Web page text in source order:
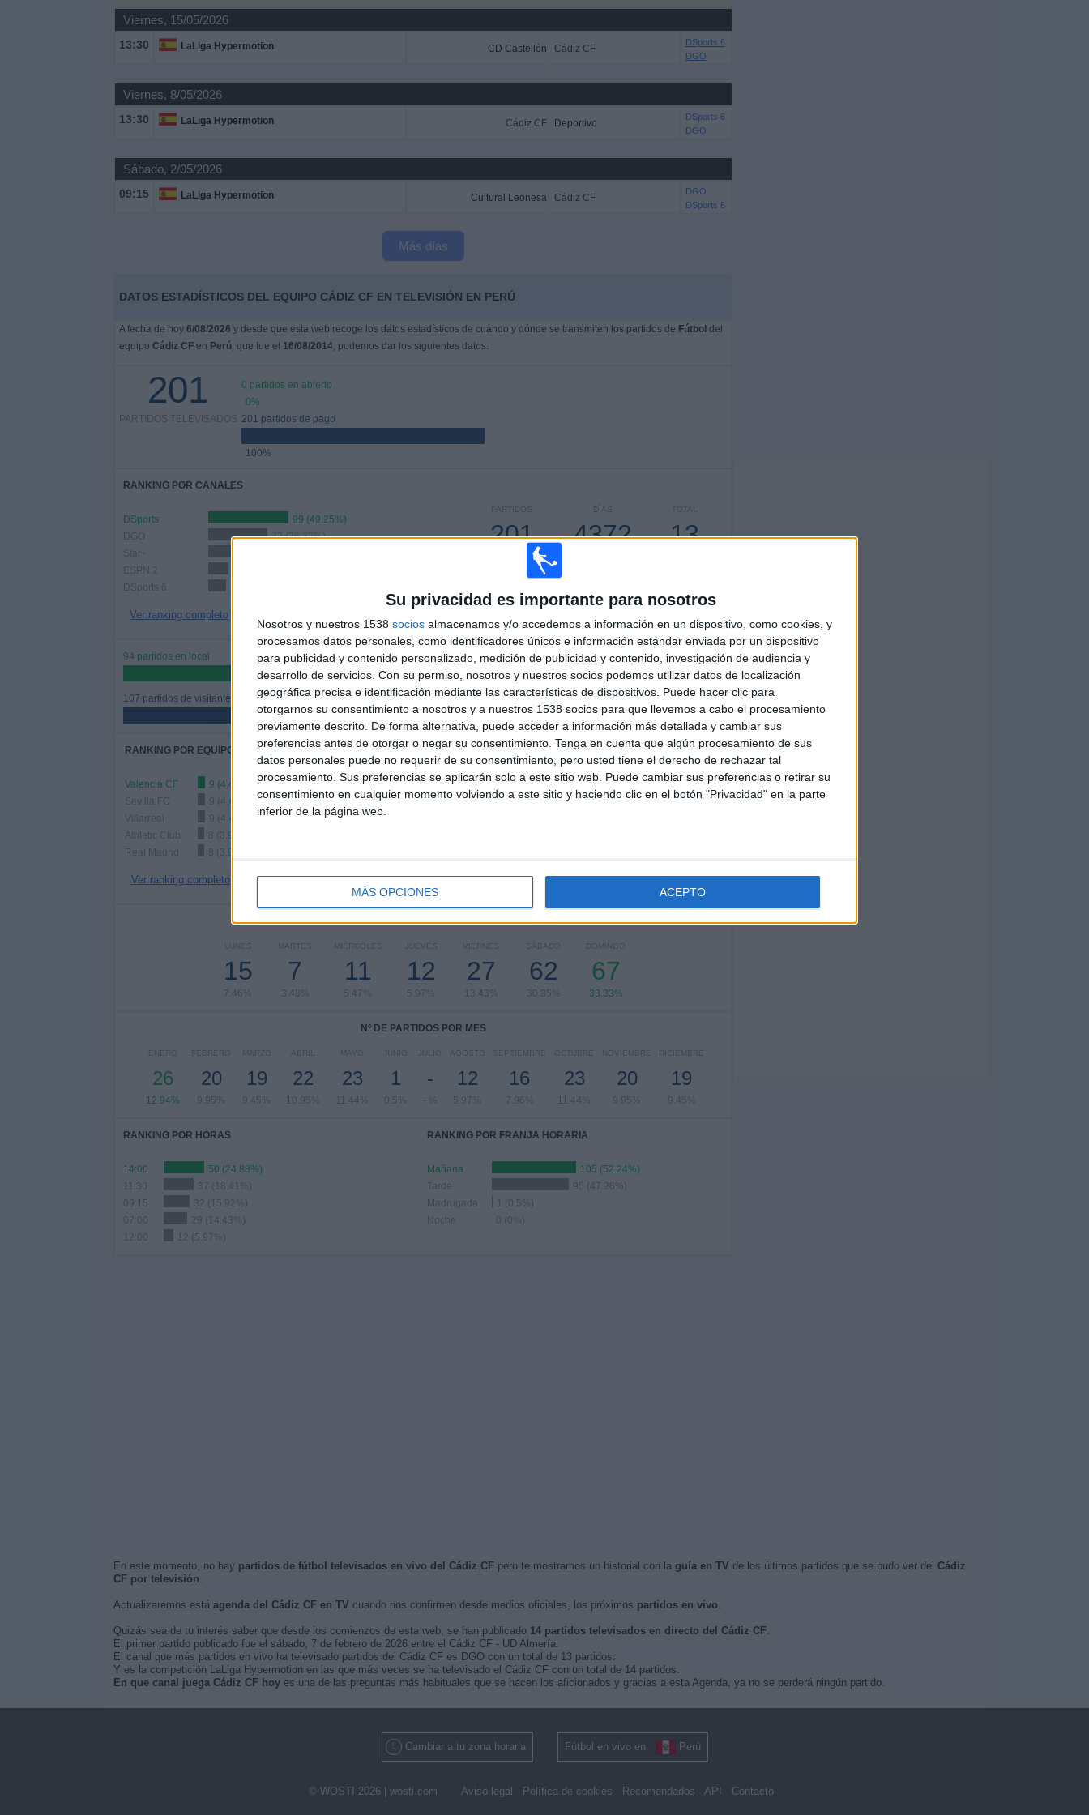
Su privacidad es importante para nosotros
Nosotros y nuestros 1538 socios almacenamos y/o accedemos a información en un dispositivo, como cookies, y
procesamos datos personales, como identificadores únicos e información estándar enviada por un dispositivo
para publicidad y contenido personalizado, medición de publicidad y contenido, investigación de audiencia y
desarrollo de servicios. Con su permiso, nosotros y nuestros socios podemos utilizar datos de localización
geográfica precisa e identificación mediante las características de dispositivos. Puede hacer clic para
otorgarnos su consentimiento a nosotros y a nuestros 1538 socios para que llevemos a cabo el procesamiento
previamente descrito. De forma alternativa, puede acceder a información más detallada y cambiar sus
preferencias antes de otorgar o negar su consentimiento. Tenga en cuenta que algún procesamiento de sus
datos personales puede no requerir de su consentimiento, pero usted tiene el derecho de rechazar tal
procesamiento. Sus preferencias se aplicarán solo a este sitio web. Puede cambiar sus preferencias o retirar su
consentimiento en cualquier momento volviendo a este sitio y haciendo clic en el botón "Privacidad" en la parte
inferior de la página web.
MÁS OPCIONES ACEPTO
Viernes, 15/05/2026
13:30 LaLiga Hypermotion CD Castellón Cádiz CF
DSports 6
DGO
Viernes, 8/05/2026
13:30 LaLiga Hypermotion Cádiz CF Deportivo
DSports 6
DGO
Sábado, 2/05/2026
09:15 LaLiga Hypermotion Cultural Leonesa Cádiz CF
DGO
DSports 6
Más días
DATOS ESTADÍSTICOS DEL EQUIPO CÁDIZ CF EN TELEVISIÓN EN PERÚ
A fecha de hoy 6/08/2026 y desde que esta web recoge los datos estadísticos de cuándo y dónde se transmiten los partidos de Fútbol del
equipo Cádiz CFen Perú, que fue el 16/08/2014, podemos dar los siguientes datos:
201
PARTIDOS TELEVISADOS
0 partidos en abierto
0%
201 partidos de pago
100%
RANKING POR CANALES
DSports
99 (49.25%)
DGO
73 (36.32%)
Star+
ESPN 2
DSports 6
Ver ranking completo
TOTAL
13
DÍAS
4372
PARTIDOS
201
CONSECUTIVOS
94 partidos en local
46.77%
107 partidos de visitante
53.23%
TOTAL
49
RIVALES
MÁXIMO
9
VS Valencia CF
TOTAL
4
COMPETICIONES
RANKING POR EQUIPOS
Valencia CF
9 (4.48%)
Sevilla FC
9 (4.48%)
Villarreal
9 (4.48%)
Athletic Club
8 (3.98%)
Real Madrid
8 (3.98%)
Ver ranking completo
RANKING POR COMPETICIONES
La Liga EA Sports
147 (73.13%)
LaLiga Hypermotion
42 (20.9%)
Ver ranking completo
Nº DE PARTIDOS POR DÍA DE LA SEMANA
LUNES
15
7.46%
MARTES
7
3.48%
MIÉRCOLES
11
5.47%
JUEVES
12
5.97%
VIERNES
27
13.43%
SÁBADO
62
30.85%
DOMINGO
67
33.33%
Nº DE PARTIDOS POR MES
ENERO
26
12.94%
FEBRERO
20
9.95%
MARZO
19
9.45%
ABRIL
22
10.95%
MAYO
23
11.44%
JUNIO
1
0.5%
JULIO
-
- %
AGOSTO
12
5.97%
SEPTIEMBRE
16
7.96%
OCTUBRE
23
11.44%
NOVIEMBRE
20
9.95%
DICIEMBRE
19
9.45%
RANKING POR HORAS
14:00
50 (24.88%)
11:30
37 (18.41%)
09:15
32 (15.92%)
07:00
29 (14.43%)
12:00
12 (5.97%)
RANKING POR FRANJA HORARIA
Mañana
105 (52.24%)
Tarde
95 (47.26%)
Madrugada
1 (0.5%)
Noche
0 (0%)
En este momento, no hay partidos de fútbol televisados en vivo del Cádiz CFpero te mostramos un historial con la guía en TV de los últimos partidos que se pudo ver del Cádiz
CF por televisión.
Actualizaremos está agenda del Cádiz CF en TV cuando nos confirmen desde medios oficiales, los próximos partidos en vivo.
Quizás sea de tu interés saber que desde los comienzos de esta web, se han publicado 14 partidos televisados en directo del Cádiz CF.
El primer partido publicado fue el sábado, 7 de febrero de 2026 entre el Cádiz CF - UD Almería.
El canal que más partidos en vivo ha televisado partidos del Cádiz CF es DGO con un total de 13 partidos.
Y es la competición LaLiga Hypermotion en las que más veces se ha televisado el Cádiz CF con un total de 14 partidos.
En que canal juega Cádiz CF hoyes una de las preguntas más habituales que se hacen los aficionados y gracias a esta Agenda, ya no se perderá ningún partido.
Cambiar a tu zona horaria Fútbol en vivo en Perú
© WOSTI 2026 | wosti.com Aviso legal Política de cookies Recomendados API Contacto